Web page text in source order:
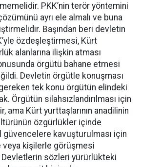
PKK’nin terör yöntemini
ayrı ele almalı ve buna
Başından beri devletin
özdeşleştirmesi, Kürt
alanlarına ilişkin atması
örgütü bahane etmesi
Devletin örgütle konuşması
tek konu örgütün elindeki
Örgütün silahsızlandırılması için
ama Kürt yurttaşlarının anadilinin
özgürlükler içinde
güvencelere kavuşturulması için
kişilerle görüşmesi
sözleri yürürlükteki